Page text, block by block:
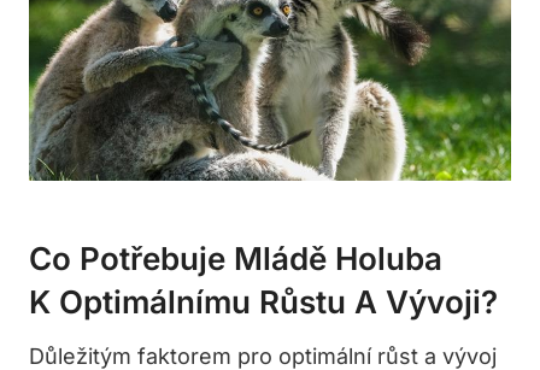
Co Potřebuje Mládě Holuba
K Optimálnímu Růstu A Vývoji?
Důležitým faktorem pro optimální růst a vývoj